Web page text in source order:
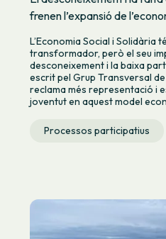
frenen l’expansió de
L’Economia Social i Solidària
transformador, però el seu
desconeixement i la baixa
escrit pel Grup Transversal
reclama més representació i
joventut en aquest model
Processos participatius